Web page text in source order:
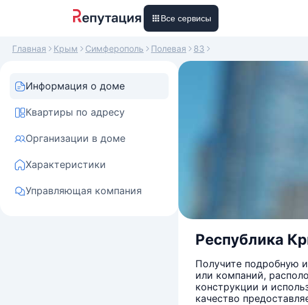
Все сервисы
Главная Крым Симферополь Полевая 83
Информация о доме
Квартиры по адресу
Организации в доме
Характеристики
Управляющая компания
Республика
Получите подробную
или компаний,
конструкции и
качество